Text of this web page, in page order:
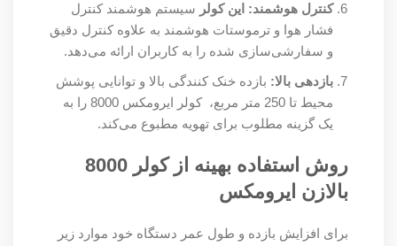
کنترل هوشمند: این کولر سیستم هوشمند کنترل
فشار هوا و ترموستات هوشمند به علاوه کنترل دقیق
و سفارشی‌سازی شده را به کاربران ارائه می‌دهد.
بازدهی بالا: بازده خنک کنندگی بالا و توانایی پوشش
محیط تا 250 متر مربع، کولر ایرومکس 8000 را به
یک گزینه مطلوب برای تهویه مطبوع می‌کند.
روش استفاده بهینه از کولر 8000
بالازن ایرومکس
برای افزایش بازده و طول عمر دستگاه خود موارد زیر